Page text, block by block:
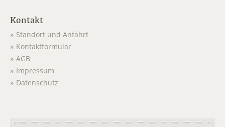
Kontakt
Standort und Anfahrt
Kontaktformular
AGB
Impressum
Datenschutz